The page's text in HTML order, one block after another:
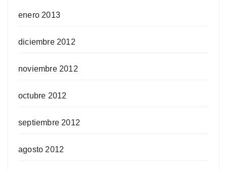
enero 2013
diciembre 2012
noviembre 2012
octubre 2012
septiembre 2012
agosto 2012